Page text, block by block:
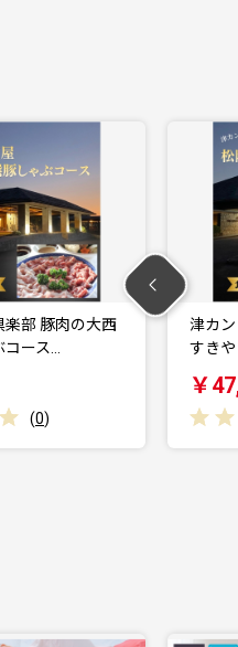
リー倶楽部 松阪牛特選
コース 【食…